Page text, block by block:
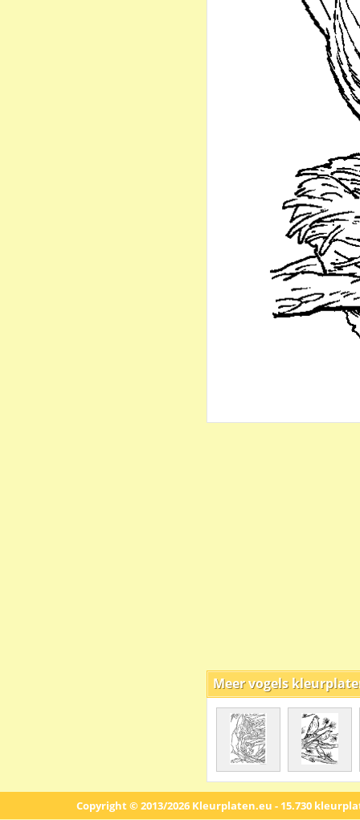
Meer vogels
Copyright © 2013/2026 Kleurplaten.eu - 15.730